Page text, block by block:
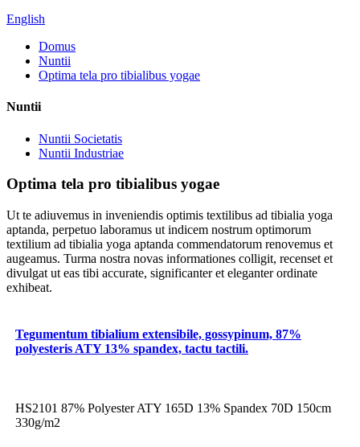
English
Domus
Nuntii
Optima tela pro tibialibus yogae
Nuntii
Nuntii Societatis
Nuntii Industriae
Optima tela pro tibialibus yogae
Ut te adiuvemus in inveniendis optimis textilibus ad tibialia yoga
aptanda, perpetuo laboramus ut indicem nostrum optimorum
textilium ad tibialia yoga aptanda commendatorum renovemus et
augeamus. Turma nostra novas informationes colligit, recenset et
divulgat ut eas tibi accurate, significanter et eleganter ordinate
exhibeat.
Tegumentum tibialium extensibile, gossypinum, 87%
polyesteris ATY 13% spandex, tactu tactili.
HS2101 87% Polyester ATY 165D 13% Spandex 70D 150cm
330g/m2